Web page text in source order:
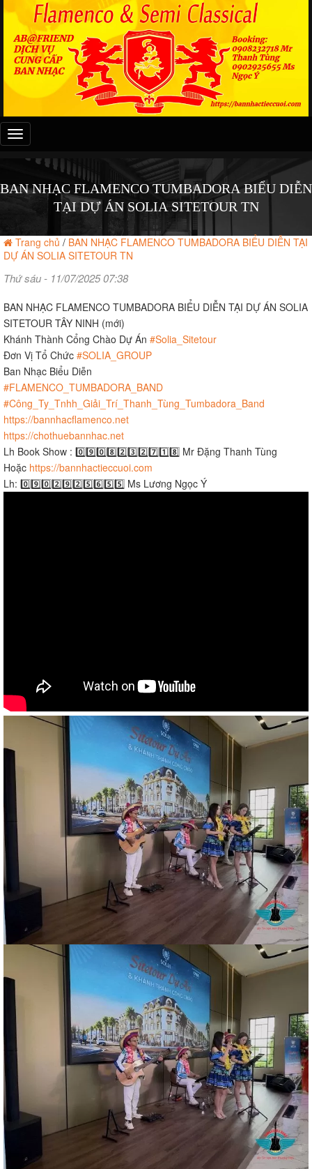
Đây
là
menu
BAN NHẠC FLAMENCO TUMBADORA BIỂU DIỄN
TẠI DỰ ÁN SOLIA SITETOUR TN
Trang chủ / BAN NHẠC FLAMENCO TUMBADORA BIỂU DIỄN TẠI
DỰ ÁN SOLIA SITETOUR TN
Thứ sáu - 11/07/2025 07:38
BAN NHẠC FLAMENCO TUMBADORA BIỂU DIỄN TẠI DỰ ÁN SOLIA
SITETOUR TÂY NINH (mới)
Khánh Thành Cổng Chào Dự Án #Solia_Sitetour
Đơn Vị Tổ Chức #SOLIA_GROUP
Ban Nhạc Biểu Diễn
#FLAMENCO_TUMBADORA_BAND
#Công_Ty_Tnhh_Giải_Trí_Thanh_Tùng_Tumbadora_Band
https://bannhacflamenco.net
https://chothuebannhac.net
Lh Book Show : 0️⃣9️⃣0️⃣8️⃣2️⃣3️⃣2️⃣7️⃣1️⃣8️⃣ Mr Đặng Thanh Tùng
Hoặc https://bannhactieccuoi.com​​​
Lh: 0️⃣9️⃣0️⃣2️⃣9️⃣2️⃣5️⃣6️⃣5️⃣5️⃣ Ms Lương Ngọc Ý